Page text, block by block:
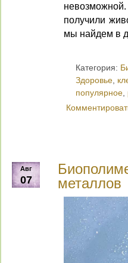
получили
мы найдем в
Категория:
Здоровье,
популярное,
Авг
07
металлов